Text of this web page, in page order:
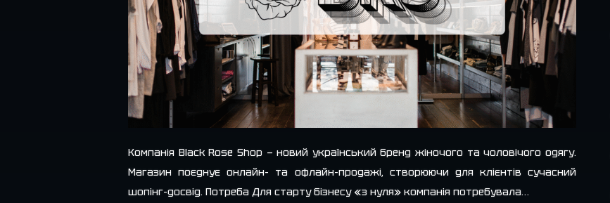
Компанія Black Rose Shop — новий український бренд жіночого та чоловічого одягу.
Магазин поєднує онлайн- та офлайн-продажі, створюючи для клієнтів сучасний
шопінг-досвід. Потреба Для старту бізнесу «з нуля» компанія потребувала…